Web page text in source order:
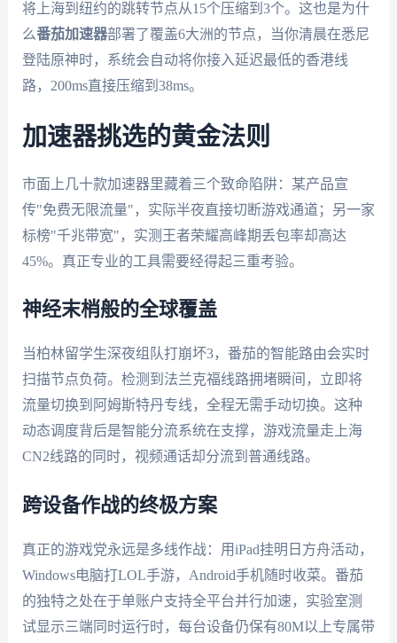
将上海到纽约的跳转节点从15个压缩到3个。这也是为什
么番茄加速器部署了覆盖6大洲的节点，当你清晨在悉尼
登陆原神时，系统会自动将你接入延迟最低的香港线
路，200ms直接压缩到38ms。
加速器挑选的黄金法则
市面上几十款加速器里藏着三个致命陷阱：某产品宣
传"免费无限流量"，实际半夜直接切断游戏通道；另一家
标榜"千兆带宽"，实测王者荣耀高峰期丢包率却高达
45%。真正专业的工具需要经得起三重考验。
神经末梢般的全球覆盖
当柏林留学生深夜组队打崩坏3，番茄的智能路由会实时
扫描节点负荷。检测到法兰克福线路拥堵瞬间，立即将
流量切换到阿姆斯特丹专线，全程无需手动切换。这种
动态调度背后是智能分流系统在支撑，游戏流量走上海
CN2线路的同时，视频通话却分流到普通线路。
跨设备作战的终极方案
真正的游戏党永远是多线作战：用iPad挂明日方舟活动，
Windows电脑打LOL手游，Android手机随时收菜。番茄
的独特之处在于单账户支持全平台并行加速，实验室测
试显示三端同时运行时，每台设备仍保有80M以上专属带